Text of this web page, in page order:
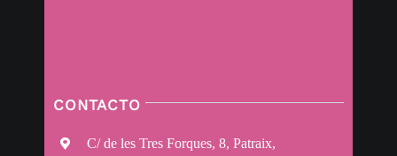
CONTACTO
C/ de les Tres Forques, 8, Patraix,